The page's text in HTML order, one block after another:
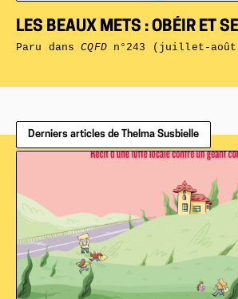
LES BEAUX METS : OBÉIR ET
Paru dansCQFDn°243 (juillet-août
Derniers articles de Thelma Susbielle